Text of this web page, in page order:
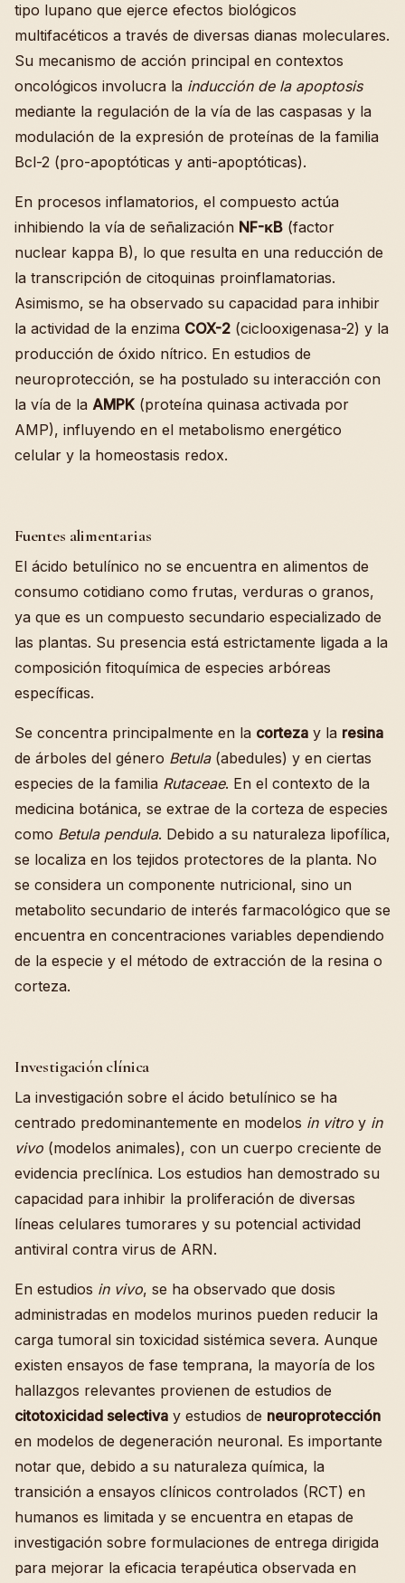
tipo lupano que ejerce efectos biológicos
multifacéticos a través de diversas dianas moleculares.
Su mecanismo de acción principal en contextos
oncológicos involucra la inducción de la apoptosis
mediante la regulación de la vía de las caspasas y la
modulación de la expresión de proteínas de la familia
Bcl-2 (pro-apoptóticas y anti-apoptóticas).
En procesos inflamatorios, el compuesto actúa
inhibiendo la vía de señalización NF-κB (factor
nuclear kappa B), lo que resulta en una reducción de
la transcripción de citoquinas proinflamatorias.
Asimismo, se ha observado su capacidad para inhibir
la actividad de la enzima COX-2 (ciclooxigenasa-2) y la
producción de óxido nítrico. En estudios de
neuroprotección, se ha postulado su interacción con
la vía de la AMPK (proteína quinasa activada por
AMP), influyendo en el metabolismo energético
celular y la homeostasis redox.
Fuentes alimentarias
El ácido betulínico no se encuentra en alimentos de
consumo cotidiano como frutas, verduras o granos,
ya que es un compuesto secundario especializado de
las plantas. Su presencia está estrictamente ligada a la
composición fitoquímica de especies arbóreas
específicas.
Se concentra principalmente en la corteza y la resina
de árboles del género Betula(abedules) y en ciertas
especies de la familia Rutaceae. En el contexto de la
medicina botánica, se extrae de la corteza de especies
como Betula pendula. Debido a su naturaleza lipofílica,
se localiza en los tejidos protectores de la planta. No
se considera un componente nutricional, sino un
metabolito secundario de interés farmacológico que se
encuentra en concentraciones variables dependiendo
de la especie y el método de extracción de la resina o
corteza.
Investigación clínica
La investigación sobre el ácido betulínico se ha
centrado predominantemente en modelos in vitro y in
vivo (modelos animales), con un cuerpo creciente de
evidencia preclínica. Los estudios han demostrado su
capacidad para inhibir la proliferación de diversas
líneas celulares tumorares y su potencial actividad
antiviral contra virus de ARN.
En estudios in vivo, se ha observado que dosis
administradas en modelos murinos pueden reducir la
carga tumoral sin toxicidad sistémica severa. Aunque
existen ensayos de fase temprana, la mayoría de los
hallazgos relevantes provienen de estudios de
citotoxicidad selectiva y estudios de neuroprotección
en modelos de degeneración neuronal. Es importante
notar que, debido a su naturaleza química, la
transición a ensayos clínicos controlados (RCT) en
humanos es limitada y se encuentra en etapas de
investigación sobre formulaciones de entrega dirigida
para mejorar la eficacia terapéutica observada en